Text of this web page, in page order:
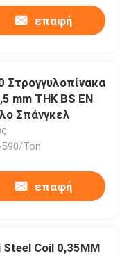
επαφή
Στρογγυλοπίνακα
mm THK BS EN
Σπάνγκελ
590/Ton
επαφή
Steel Coil 0,35MM